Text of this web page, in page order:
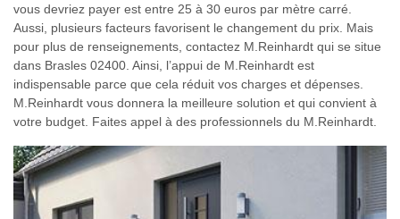
vous devriez payer est entre 25 à 30 euros par mètre carré.
Aussi, plusieurs facteurs favorisent le changement du prix. Mais
pour plus de renseignements, contactez M.Reinhardt qui se situe
dans Brasles 02400. Ainsi, l’appui de M.Reinhardt est
indispensable parce que cela réduit vos charges et dépenses.
M.Reinhardt vous donnera la meilleure solution et qui convient à
votre budget. Faites appel à des professionnels du M.Reinhardt.